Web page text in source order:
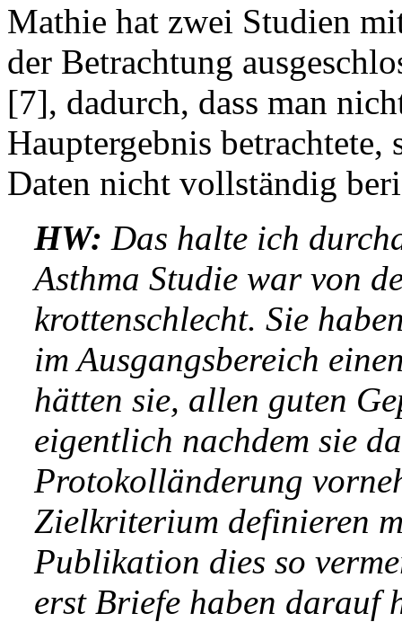
Mathie hat zwei Studien
der Betrachtung
[7], dadurch, dass man
Hauptergebnis betrachtete,
Daten nicht vollständig
HW: Das halte ich
Asthma Studie war von
krottenschlecht. Sie
im Ausgangsbereich
hätten sie, allen guten
eigentlich nachdem sie
Protokolländerung
Zielkriterium definieren
Publikation dies so
erst Briefe haben darauf